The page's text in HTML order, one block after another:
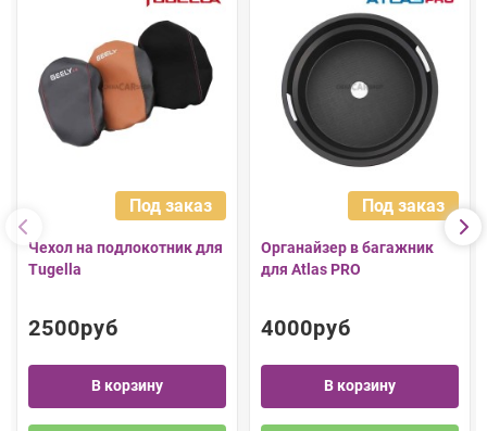
Под заказ
Чехол на подлокотник для
Tugella
2500руб
В корзину
Под заказ
Органайзер в багажник
для Atlas PRO
4000руб
В корзину